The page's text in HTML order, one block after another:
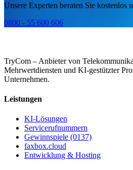
Unsere Experten beraten Sie kostenlos
0800 - 55 600 606
TryCom – Anbieter von
Mehrwertdiensten und KI-gestützter
Unternehmen.
Leistungen
KI-Lösungen
Servicerufnummern
Gewinnspiele (0137)
faxbox.cloud
Entwicklung & Hosting